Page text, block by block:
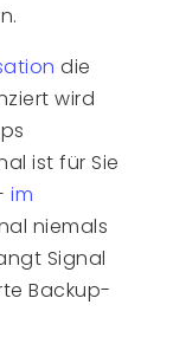
die
wird
ist für Sie
im
niemals
Signal
Backup-